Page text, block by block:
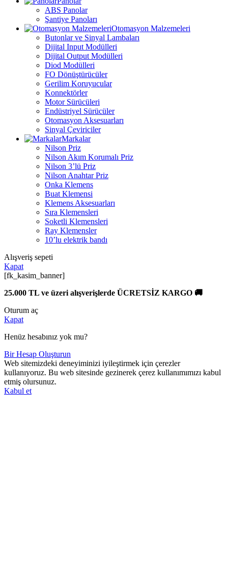
ABS Panolar
Şantiye Panoları
Otomasyon Malzemeleri
Butonlar ve Sinyal Lambaları
Dijital Input Modülleri
Dijital Output Modülleri
Diod Modülleri
FO Dönüştürücüler
Gerilim Koruyucular
Konnektörler
Motor Sürücüleri
Endüstriyel Sürücüler
Otomasyon Aksesuarları
Sinyal Çeviriciler
Markalar
Nilson Priz
Nilson Akım Korumalı Priz
Nilson 3’lü Priz
Nilson Anahtar Priz
Onka Klemens
Buat Klemensi
Klemens Aksesuarları
Sıra Klemensleri
Soketli Klemensleri
Ray Klemensler
10’lu elektrik bandı
Alışveriş sepeti
Kapat
[fk_kasim_banner]
25.000 TL ve üzeri alışverişlerde ÜCRETSİZ KARGO 🚚
Oturum aç
Kapat
Henüz hesabınız yok mu?
Bir Hesap Oluşturun
Web sitemizdeki deneyiminizi iyileştirmek için çerezler
kullanıyoruz. Bu web sitesinde gezinerek çerez kullanımımızı kabul
etmiş olursunuz.
Kabul et